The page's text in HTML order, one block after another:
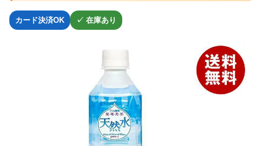
カード決済OK ✓ 在庫あり